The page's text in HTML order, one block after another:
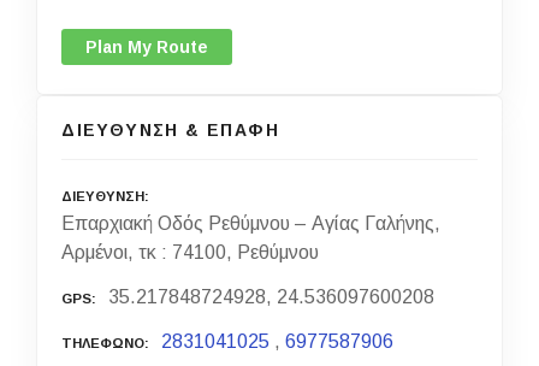
Plan My Route
ΔΙΕΥΘΥΝΣΗ & ΕΠΑΦΗ
ΔΙΕΥΘΥΝΣΗ
Επαρχιακή Οδός Ρεθύμνου – Αγίας Γαλήνης,
Αρμένοι, τκ : 74100, Ρεθύμνου
GPS 35.217848724928, 24.536097600208
ΤΗΛΕΦΩΝΟ 2831041025 ,6977587906